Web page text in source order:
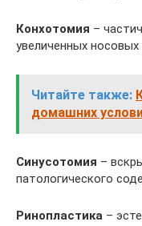
Конхотомия –
увеличенных носовых
Читайте также:
домашних
Синусотомия –
патологического
Ринопластика –